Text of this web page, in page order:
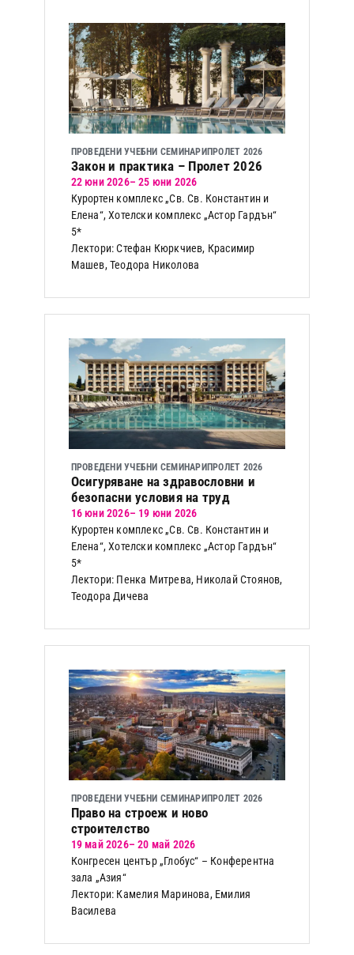
ПРОВЕДЕНИ УЧЕБНИ СЕМИНАРИПРОЛЕТ 2026
Закон и практика – Пролет 2026
22 юни 2026– 25 юни 2026
Курортен комплекс „Св. Св. Константин и
Елена“, Хотелски комплекс „Астор Гардън“
5*
Лектори: Стефан Кюркчиев, Красимир
Машев, Теодора Николова
ПРОВЕДЕНИ УЧЕБНИ СЕМИНАРИПРОЛЕТ 2026
Осигуряване на здравословни и
безопасни условия на труд
16 юни 2026– 19 юни 2026
Курортен комплекс „Св. Св. Константин и
Елена“, Хотелски комплекс „Астор Гардън“
5*
Лектори: Пенка Митрева, Николай Стоянов,
Теодора Дичева
ПРОВЕДЕНИ УЧЕБНИ СЕМИНАРИПРОЛЕТ 2026
Право на строеж и ново
строителство
19 май 2026– 20 май 2026
Конгресен център „Глобус“ – Конферентна
зала „Азия“
Лектори: Камелия Маринова, Емилия
Василева